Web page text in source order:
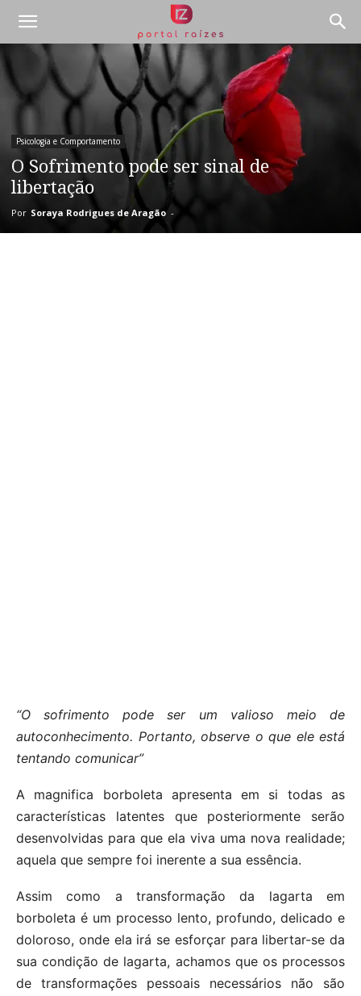
Psicologia e Comportamento
O Sofrimento pode ser sinal de
libertação
Por Soraya Rodrigues de Aragão -
“O sofrimento pode ser um valioso meio de
autoconhecimento. Portanto, observe o que ele está
tentando comunicar”
A magnifica borboleta apresenta em si todas as
características latentes que posteriormente serão
desenvolvidas para que ela viva uma nova realidade;
aquela que sempre foi inerente a sua essência.
Assim como a transformação da lagarta em
borboleta é um processo lento, profundo, delicado e
doloroso, onde ela irá se esforçar para libertar-se da
sua condição de lagarta, achamos que os processos
de transformações pessoais necessários não são